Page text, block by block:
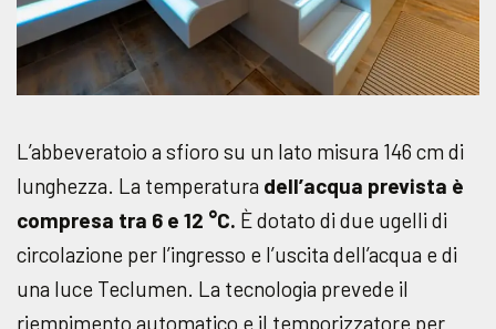
L’abbeveratoio a sfioro su un lato misura 146 cm di
lunghezza. La temperatura dell’acqua prevista è
compresa tra 6 e 12 °C. È dotato di due ugelli di
circolazione per l’ingresso e l’uscita dell’acqua e di
una luce Teclumen. La tecnologia prevede il
riempimento automatico e il temporizzatore per